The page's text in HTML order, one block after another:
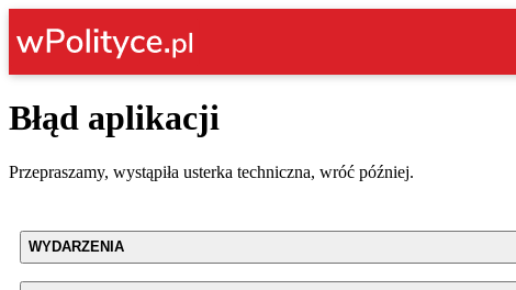
Błąd aplikacji
Przepraszamy, wystąpiła usterka techniczna, wróć później.
WYDARZENIA